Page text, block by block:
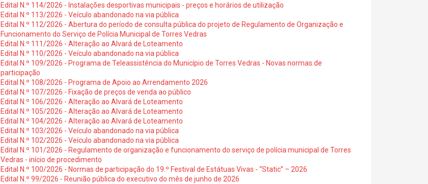
Edital N.º 114/2026 - Instalações desportivas municipais - preços e horários de utilização
Edital N.º 113/2026 - Veículo abandonado na via pública
Edital N.º 112/2026 - Abertura do período de consulta pública do projeto de Regulamento de Organização e
Funcionamento do Serviço de Polícia Municipal de Torres Vedras
Edital N.º 111/2026 - Alteração ao Alvará de Loteamento
Edital N.º 110/2026 - Veículo abandonado na via pública
Edital N.º 109/2026 - Programa de Teleassistência do Município de Torres Vedras - Novas normas de
participação
Edital N.º 108/2026 - Programa de Apoio ao Arrendamento 2026
Edital N.º 107/2026 - Fixação de preços de venda ao público
Edital N.º 106/2026 - Alteração ao Alvará de Loteamento
Edital N.º 105/2026 - Alteração ao Alvará de Loteamento
Edital N.º 104/2026 - Alteração ao Alvará de Loteamento
Edital N.º 103/2026 - Veículo abandonado na via pública
Edital N.º 102/2026 - Veículo abandonado na via pública
Edital N.º 101/2026 - Regulamento de organização e funcionamento do serviço de polícia municipal de Torres
Vedras - início de procedimento
Edital N.º 100/2026 - Normas de participação do 19.º Festival de Estátuas Vivas - “Static” – 2026
Edital N.º 99/2026 - Reunião pública do executivo do mês de junho de 2026